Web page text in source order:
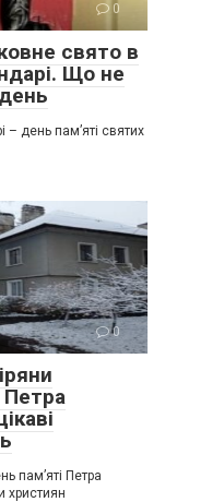
0
свято в
Що не
день пам’яті святих
0
пам’яті Петра
християн